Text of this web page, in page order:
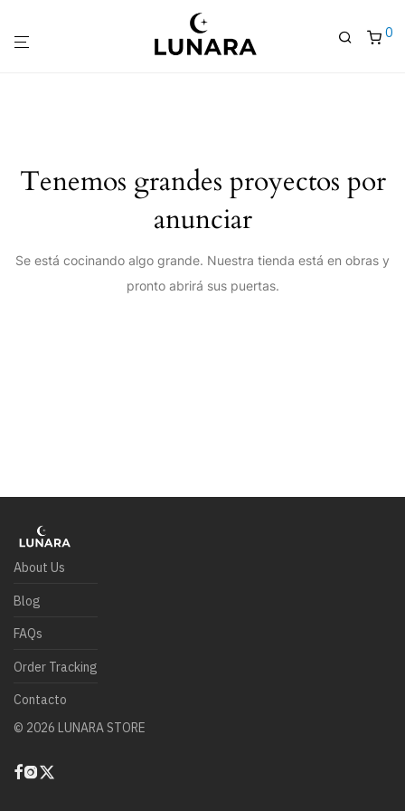
0
Tenemos grandes proyectos por
anunciar
Se está cocinando algo grande. Nuestra tienda está en obras y
pronto abrirá sus puertas.
About Us
Blog
FAQs
Order Tracking
Contacto
© 2026 LUNARA STORE